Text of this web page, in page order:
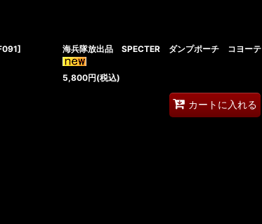
] 海兵隊放出品 SPECTER ダンプポーチ コヨーテ
5,800円(税込)
カートに入れる